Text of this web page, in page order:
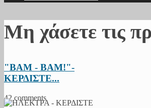
Μη χάσετε τις
"BAM - BAM!"-
ΚΕΡΔΙΣΤΕ...
42 comments